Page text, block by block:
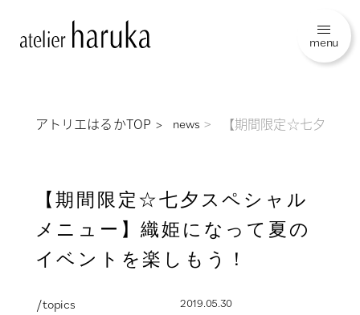
menu
アトリエはるかTOP news 【期間限定☆七夕スペ
【期間限定☆七夕スペシャル
メニュー】織姫になって夏の
イベントを楽しもう！
/ topics 2019.05.30